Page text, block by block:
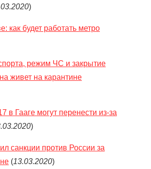
)
как будет работать метро
режим ЧС и закрытие
живет на карантине
в Гааге могут перенести из-за
)
санкции против России за
(13.03.2020)